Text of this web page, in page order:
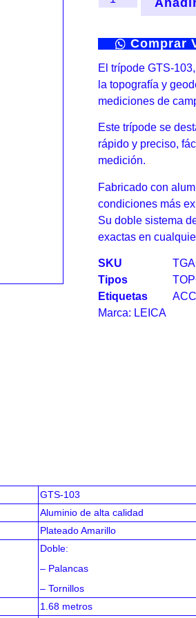
Comprar
El trípode GTS-
la topografía y
mediciones de
Este trípode se
rápido y preciso,
medición.
Fabricado con
condiciones más
Su doble sistema
exactas en
SKU
Tipos
Etiquetas
Marca: LEICA
GTS-103
Aluminio de alta calidad
Plateado Amarillo
Doble:
– Palancas
– Tornillos
1.68 metros